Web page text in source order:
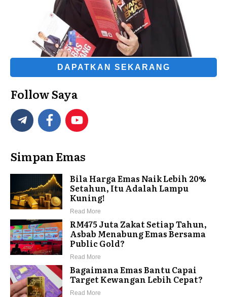
DAPATKAN SEKARANG
Follow Saya
Simpan Emas
Bila Harga Emas Naik Lebih 20%
Setahun, Itu Adalah Lampu
Kuning!
Read More
RM475 Juta Zakat Setiap Tahun,
Asbab Menabung Emas Bersama
Public Gold?
Read More
Bagaimana Emas Bantu Capai
Target Kewangan Lebih Cepat?
Read More